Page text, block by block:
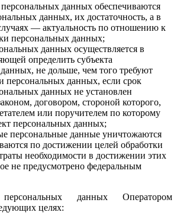
данных обеспечиваются
данных, их достаточность, а в
— актуальность по отношению к
персональных данных;
данных осуществляется в
определить субъекта
не дольше, чем того требуют
персональных данных, если срок
данных не установлен
договором, стороной которого,
или поручителем по которому
персональных данных;
персональные данные уничтожаются
по достижении целей обработки
необходимости в достижении этих
не предусмотрено федеральным
данных Оператором
целях: